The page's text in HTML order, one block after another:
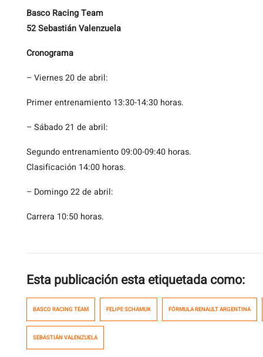
Basco Racing Team
52 Sebastián Valenzuela
Cronograma
– Viernes 20 de abril:
Primer entrenamiento 13:30-14:30 horas.
– Sábado 21 de abril:
Segundo entrenamiento 09:00-09:40 horas.
Clasificación 14:00 horas.
– Domingo 22 de abril:
Carrera 10:50 horas.
Esta publicación esta etiquetada como:
BASCO RACING TEAM FELIPE SCHAMUK FÓRMULA RENAULT ARGENTINA
SEBASTIÁN VALENZUELA